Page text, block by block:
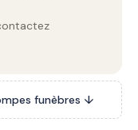
funèbres ↓